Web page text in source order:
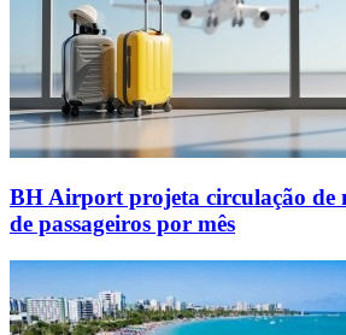
BH Airport projeta circulação de
de passageiros por mês